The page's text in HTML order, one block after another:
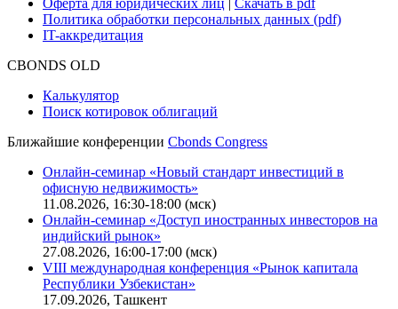
Оферта для юридических лиц | Скачать в pdf
Политика обработки персональных данных (pdf)
IT-аккредитация
CBONDS OLD
Калькулятор
Поиск котировок облигаций
Ближайшие конференции Cbonds Congress
Онлайн-семинар «Новый стандарт инвестиций в
офисную недвижимость»
11.08.2026, 16:30-18:00 (мск)
Онлайн-семинар «Доступ иностранных инвесторов на
индийский рынок»
27.08.2026, 16:00-17:00 (мск)
VIII международная конференция «Рынок капитала
Республики Узбекистан»
17.09.2026, Ташкент